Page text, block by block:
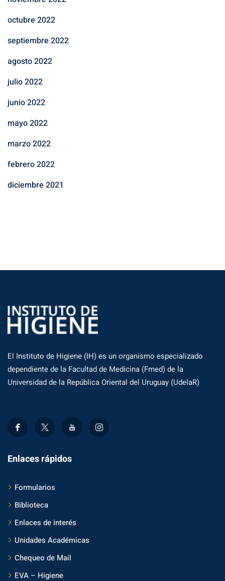
octubre 2022
septiembre 2022
agosto 2022
julio 2022
junio 2022
mayo 2022
marzo 2022
febrero 2022
diciembre 2021
El Instituto de Higiene (IH) es un organismo especializado
dependiente de la Facultad de Medicina (Fmed) de la
Universidad de la República Oriental del Uruguay (UdelaR)
Enlaces rápidos
Formularios
Biblioteca
Enlaces de interés
Unidades Académicas
Chequeo de Mail
EVA – Higiene